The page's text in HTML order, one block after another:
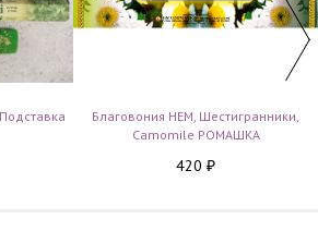
Благовония HEM, Шестигранники,
Camomile РОМАШКА
420 ₽